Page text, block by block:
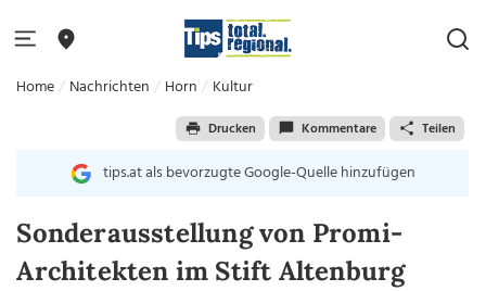
Home Nachrichten Horn Kultur
Drucken Kommentare Teilen
tips.at als bevorzugte Google-Quelle hinzufügen
Sonderausstellung von Promi-
Architekten im Stift Altenburg